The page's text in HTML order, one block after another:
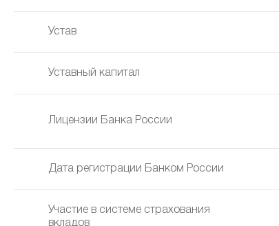
Устав
Уставный капитал
Лицензии Банка России
Дата регистрации Банком России
Участие в системе страхования
вкладов